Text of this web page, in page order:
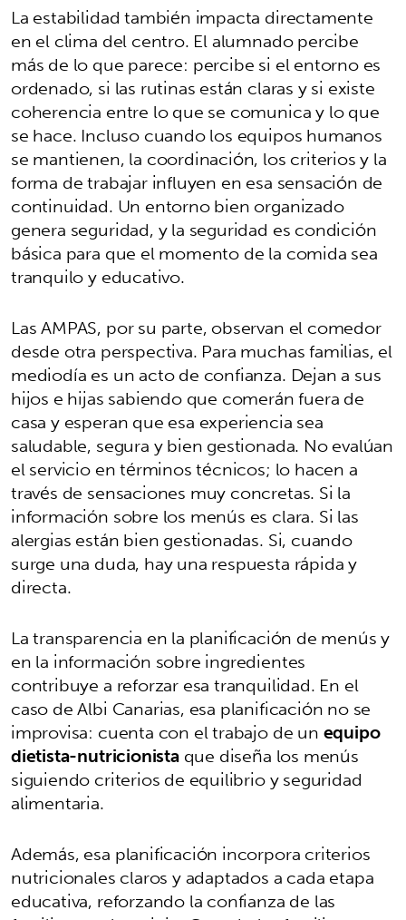
La estabilidad también impacta directamente
en el clima del centro. El alumnado percibe
más de lo que parece: percibe si el entorno es
ordenado, si las rutinas están claras y si existe
coherencia entre lo que se comunica y lo que
se hace. Incluso cuando los equipos humanos
se mantienen, la coordinación, los criterios y la
forma de trabajar influyen en esa sensación de
continuidad. Un entorno bien organizado
genera seguridad, y la seguridad es condición
básica para que el momento de la comida sea
tranquilo y educativo.
Las AMPAS, por su parte, observan el comedor
desde otra perspectiva. Para muchas familias, el
mediodía es un acto de confianza. Dejan a sus
hijos e hijas sabiendo que comerán fuera de
casa y esperan que esa experiencia sea
saludable, segura y bien gestionada. No evalúan
el servicio en términos técnicos; lo hacen a
través de sensaciones muy concretas. Si la
información sobre los menús es clara. Si las
alergias están bien gestionadas. Si, cuando
surge una duda, hay una respuesta rápida y
directa.
La transparencia en la planificación de menús y
en la información sobre ingredientes
contribuye a reforzar esa tranquilidad. En el
caso de Albi Canarias, esa planificación no se
improvisa: cuenta con el trabajo de unequipo
dietista-nutricionistaque diseña los menús
siguiendo criterios de equilibrio y seguridad
alimentaria.
Además, esa planificación incorpora criterios
nutricionales claros y adaptados a cada etapa
educativa, reforzando la confianza de las